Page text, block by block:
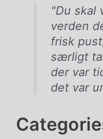
"Du skal
verden
frisk
særligt
der var
det var